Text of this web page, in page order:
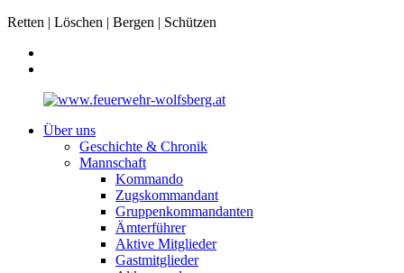
Retten | Löschen | Bergen | Schützen
Über uns
Geschichte & Chronik
Mannschaft
Kommando
Zugskommandant
Gruppenkommandanten
Ämterführer
Aktive Mitglieder
Gastmitglieder